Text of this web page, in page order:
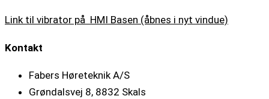
Link til vibrator på HMI Basen (åbnes i nyt vindue)
Kontakt
Fabers Høreteknik A/S
Grøndalsvej 8, 8832 Skals